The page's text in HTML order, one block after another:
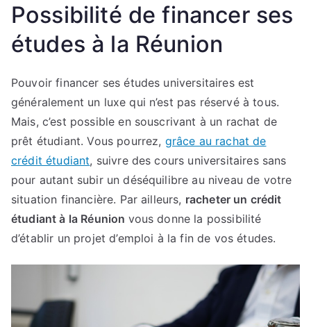
Possibilité de financer ses
études à la Réunion
Pouvoir financer ses études universitaires est
généralement un luxe qui n’est pas réservé à tous.
Mais, c’est possible en souscrivant à un rachat de
prêt étudiant. Vous pourrez, grâce au rachat de
crédit étudiant, suivre des cours universitaires sans
pour autant subir un déséquilibre au niveau de votre
situation financière. Par ailleurs, racheter un crédit
étudiant à la Réunion vous donne la possibilité
d’établir un projet d’emploi à la fin de vos études.